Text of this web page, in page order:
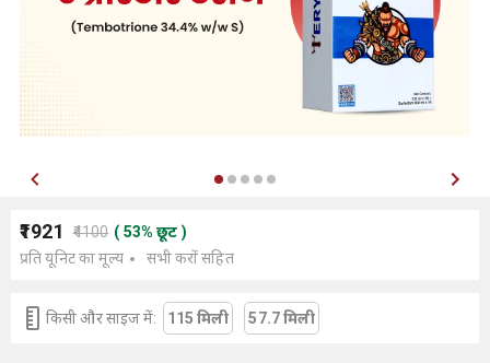
₹1921 ₹4100 ( 53% छूट )
प्रति यूनिट का मूल्य
सभी करों सहित
किसी और साइज में: 115 मिली 57.7 मिली